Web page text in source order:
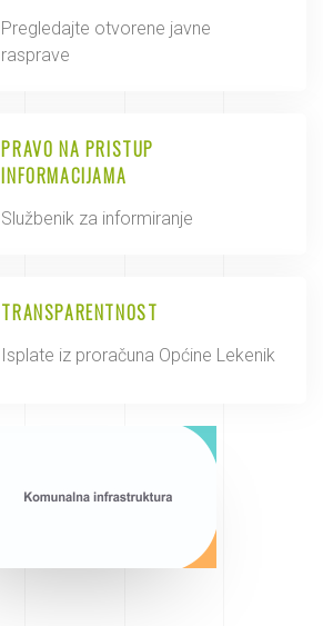
Pregledajte otvorene javne
rasprave
PRAVO NA PRISTUP
INFORMACIJAMA
Službenik za informiranje
TRANSPARENTNOST
Isplate iz proračuna Općine Lekenik